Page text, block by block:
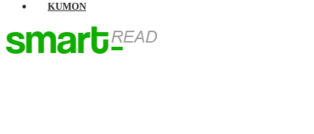
KUMON